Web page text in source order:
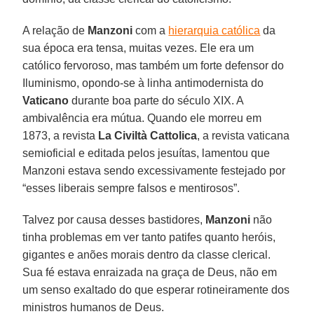
A relação de Manzoni com a hierarquia católica da
sua época era tensa, muitas vezes. Ele era um
católico fervoroso, mas também um forte defensor do
Iluminismo, opondo-se à linha antimodernista do
Vaticano durante boa parte do século XIX. A
ambivalência era mútua. Quando ele morreu em
1873, a revista La Civiltà Cattolica, a revista vaticana
semioficial e editada pelos jesuítas, lamentou que
Manzoni estava sendo excessivamente festejado por
“esses liberais sempre falsos e mentirosos”.
Talvez por causa desses bastidores, Manzoni não
tinha problemas em ver tanto patifes quanto heróis,
gigantes e anões morais dentro da classe clerical.
Sua fé estava enraizada na graça de Deus, não em
um senso exaltado do que esperar rotineiramente dos
ministros humanos de Deus.